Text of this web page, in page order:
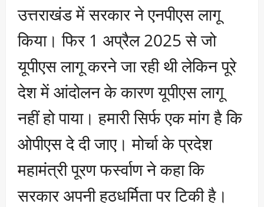
उत्तराखंड में सरकार ने एनपीएस लागू
किया। फिर 1 अप्रैल 2025 से जो
यूपीएस लागू करने जा रही थी लेकिन पूरे
देश में आंदोलन के कारण यूपीएस लागू
नहीं हो पाया। हमारी सिर्फ एक मांग है कि
ओपीएस दे दी जाए। मोर्चा के प्रदेश
महामंत्री पूरण फर्स्वाण ने कहा कि
सरकार अपनी हठधर्मिता पर टिकी है।